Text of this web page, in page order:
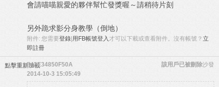
會請喵喵親愛的夥伴幫忙發獎喔～請稍待片刻
另外跪求影分身教學（倒地）
附件: 您需要登錄 用FB帳號登入才可以下載或查看附件。沒有帳號？ 立
即註冊
點擊重新加載 沙發
542E34850F50A
該用戶已被刪除
2014-10-3 15:05:49